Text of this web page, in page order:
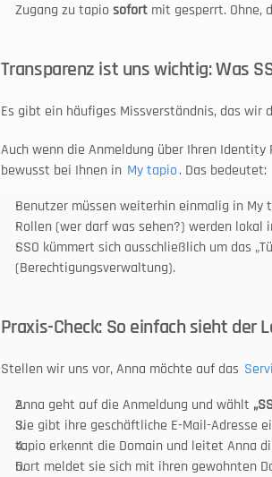
Zugang zu tapio sofort mit gesperrt. Ohne,
Transparenz ist uns wichtig: Was
Es gibt ein häufiges Missverständnis, das wir
Auch wenn die Anmeldung über Ihren
bewusst bei Ihnen in My tapio. Das bedeutet:
Benutzer müssen weiterhin einmalig in My
Rollen (wer darf was sehen?) werden lokal
SSO kümmert sich ausschließlich um das
(Berechtigungsverwaltung).
Praxis-Check: So einfach sieht der
Stellen wir uns vor, Anna möchte auf das
Anna geht auf die Anmeldung und wählt
Sie gibt ihre geschäftliche E-Mail-Adresse
tapio erkennt die Domain und leitet Anna
Dort meldet sie sich mit ihren gewohnten